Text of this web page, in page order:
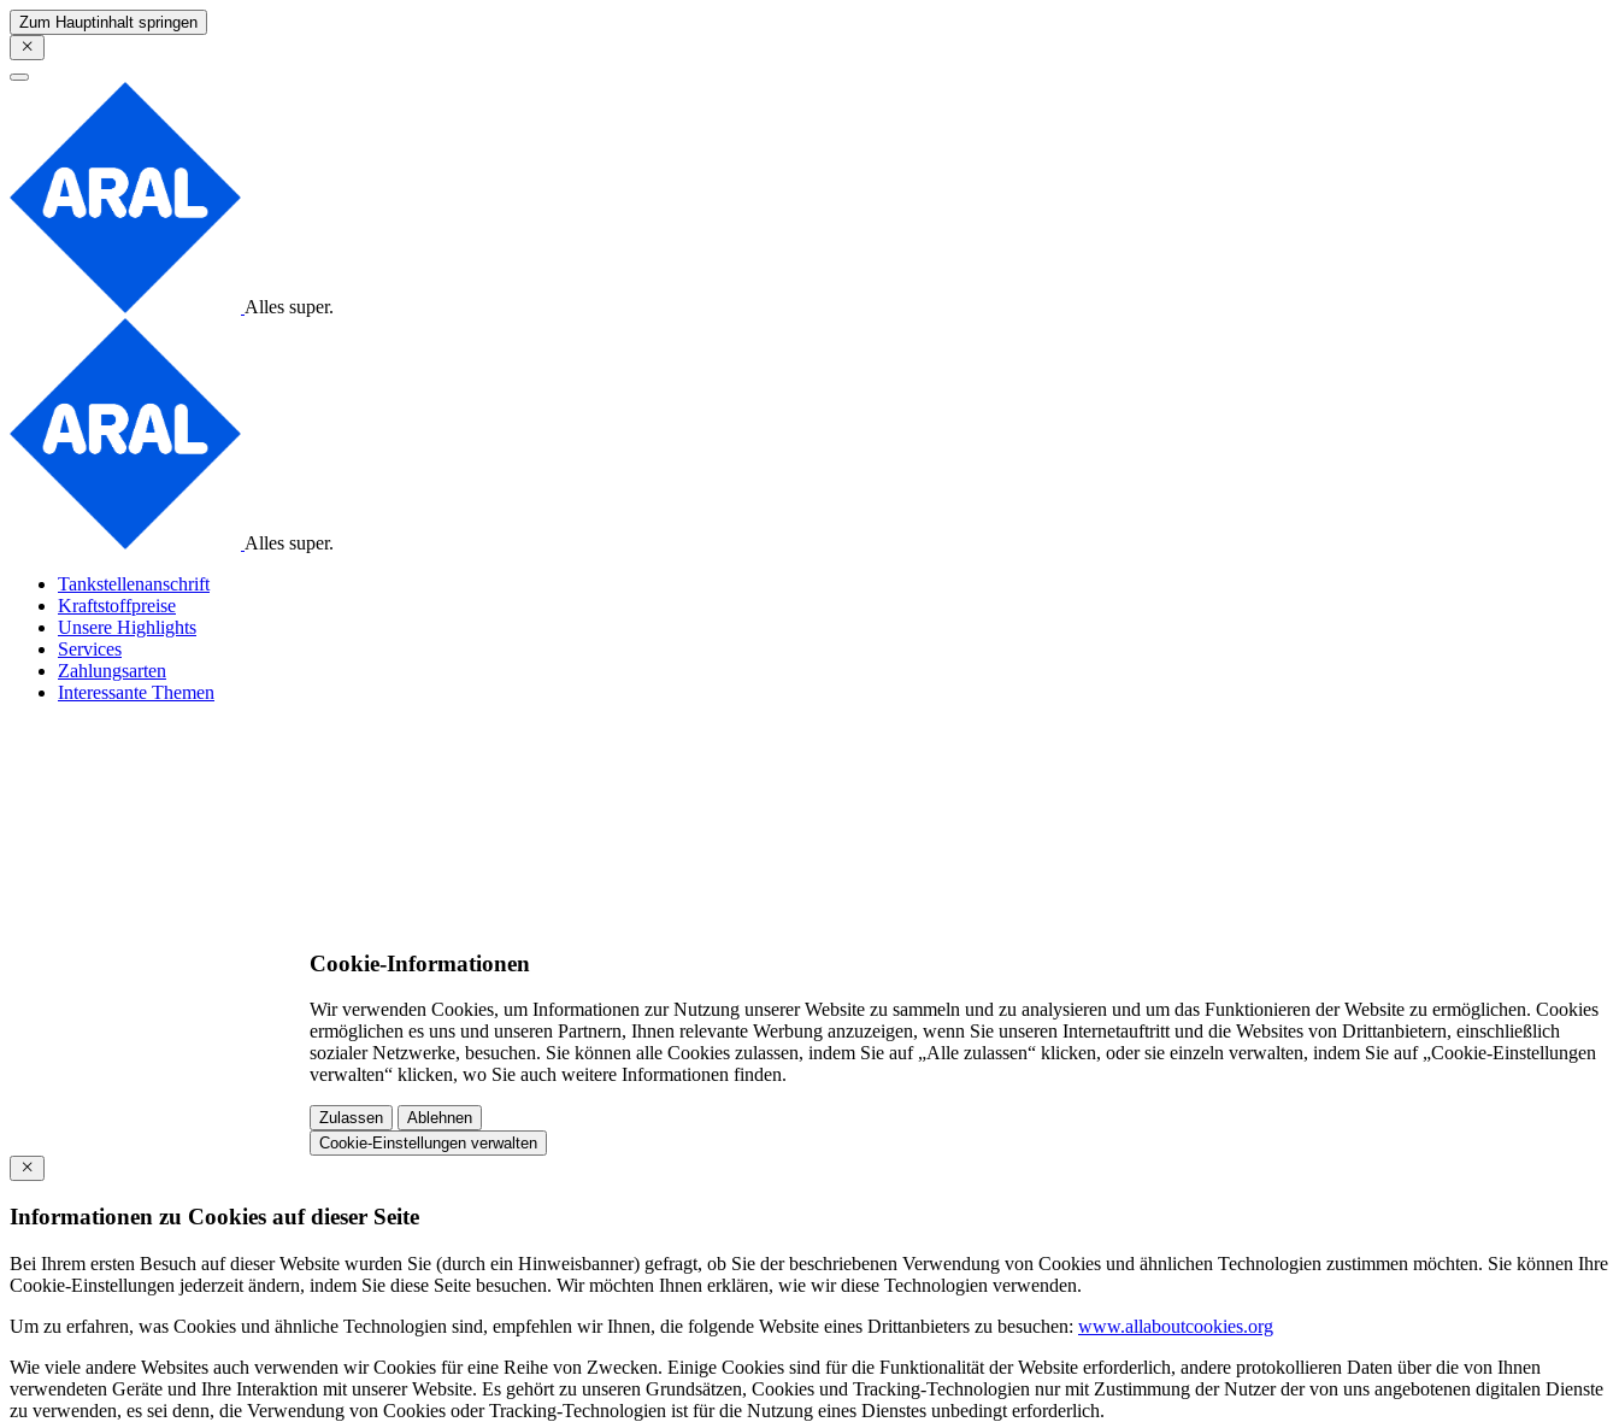
Zum Hauptinhalt springen
Alles super.
Alles super.
Tankstellenanschrift
Kraftstoffpreise
Unsere Highlights
Services
Zahlungsarten
Interessante Themen
Cookie-Informationen
Wir verwenden Cookies, um Informationen zur Nutzung unserer Website zu sammeln und zu analysieren und um das Funktionieren der Website zu ermöglichen. Cookies
ermöglichen es uns und unseren Partnern, Ihnen relevante Werbung anzuzeigen, wenn Sie unseren Internetauftritt und die Websites von Drittanbietern, einschließlich
sozialer Netzwerke, besuchen. Sie können alle Cookies zulassen, indem Sie auf „Alle zulassen“ klicken, oder sie einzeln verwalten, indem Sie auf „Cookie-Einstellungen
verwalten“ klicken, wo Sie auch weitere Informationen finden.
Zulassen
Ablehnen
Cookie-Einstellungen verwalten
Informationen zu Cookies auf dieser Seite
Bei Ihrem ersten Besuch auf dieser Website wurden Sie (durch ein Hinweisbanner) gefragt, ob Sie der beschriebenen Verwendung von Cookies und ähnlichen Technologien zustimmen möchten. Sie können Ihre
Cookie-Einstellungen jederzeit ändern, indem Sie diese Seite besuchen. Wir möchten Ihnen erklären, wie wir diese Technologien verwenden.
Um zu erfahren, was Cookies und ähnliche Technologien sind, empfehlen wir Ihnen, die folgende Website eines Drittanbieters zu besuchen: www.allaboutcookies.org
Wie viele andere Websites auch verwenden wir Cookies für eine Reihe von Zwecken. Einige Cookies sind für die Funktionalität der Website erforderlich, andere protokollieren Daten über die von Ihnen
verwendeten Geräte und Ihre Interaktion mit unserer Website. Es gehört zu unseren Grundsätzen, Cookies und Tracking-Technologien nur mit Zustimmung der Nutzer der von uns angebotenen digitalen Dienste
zu verwenden, es sei denn, die Verwendung von Cookies oder Tracking-Technologien ist für die Nutzung eines Dienstes unbedingt erforderlich.